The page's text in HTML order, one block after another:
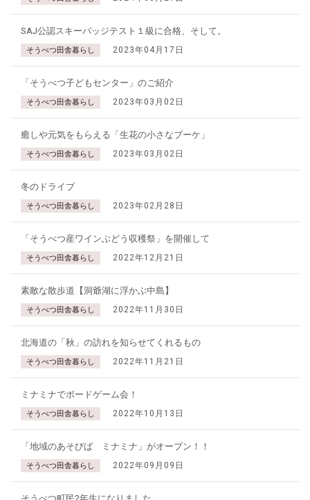
SAJ公認スキーバッジテスト１級に合格、そして。
そうべつ田舎暮らし 2023年04月17日
「そうべつ子どもセンター」のご紹介
そうべつ田舎暮らし 2023年03月02日
癒しや元気をもらえる「生花の小さなブーケ」
そうべつ田舎暮らし 2023年03月02日
冬のドライブ
そうべつ田舎暮らし 2023年02月28日
「そうべつ産ワインぶどう収穫祭」を開催して
そうべつ田舎暮らし 2022年12月21日
素敵な散歩道【洞爺湖に浮かぶ中島】
そうべつ田舎暮らし 2022年11月30日
北海道の「秋」の訪れを知らせてくれるもの
そうべつ田舎暮らし 2022年11月21日
ミナミナでボードゲーム会！
そうべつ田舎暮らし 2022年10月13日
「地域のあそびば ミナミナ」がオープン！！
そうべつ田舎暮らし 2022年09月09日